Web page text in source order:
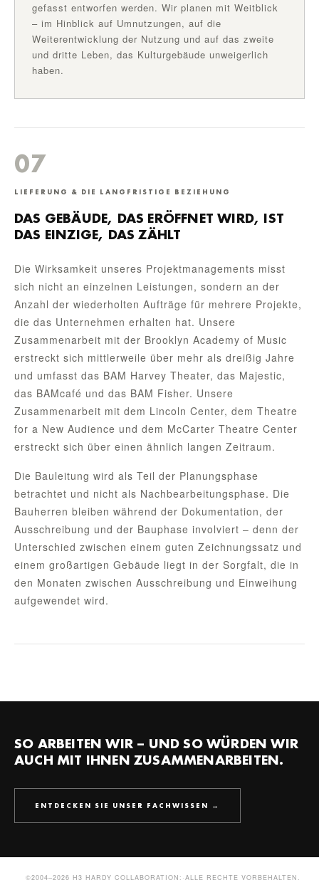
gefasst entworfen werden. Wir planen mit Weitblick
– im Hinblick auf Umnutzungen, auf die
Weiterentwicklung der Nutzung und auf das zweite
und dritte Leben, das Kulturgebäude unweigerlich
haben.
07
LIEFERUNG & DIE LANGFRISTIGE BEZIEHUNG
DAS GEBÄUDE, DAS ERÖFFNET WIRD, IST
DAS EINZIGE, DAS ZÄHLT
Die Wirksamkeit unseres Projektmanagements misst
sich nicht an einzelnen Leistungen, sondern an der
Anzahl der wiederholten Aufträge für mehrere Projekte,
die das Unternehmen erhalten hat. Unsere
Zusammenarbeit mit der Brooklyn Academy of Music
erstreckt sich mittlerweile über mehr als dreißig Jahre
und umfasst das BAM Harvey Theater, das Majestic,
das BAMcafé und das BAM Fisher. Unsere
Zusammenarbeit mit dem Lincoln Center, dem Theatre
for a New Audience und dem McCarter Theatre Center
erstreckt sich über einen ähnlich langen Zeitraum.
Die Bauleitung wird als Teil der Planungsphase
betrachtet und nicht als Nachbearbeitungsphase. Die
Bauherren bleiben während der Dokumentation, der
Ausschreibung und der Bauphase involviert – denn der
Unterschied zwischen einem guten Zeichnungssatz und
einem großartigen Gebäude liegt in der Sorgfalt, die in
den Monaten zwischen Ausschreibung und Einweihung
aufgewendet wird.
SO ARBEITEN WIR – UND SO WÜRDEN WIR
AUCH MIT IHNEN ZUSAMMENARBEITEN.
ENTDECKEN SIE UNSER FACHWISSEN →
©2004–2026 H3 HARDY COLLABORATION;·ALLE RECHTE VORBEHALTEN.